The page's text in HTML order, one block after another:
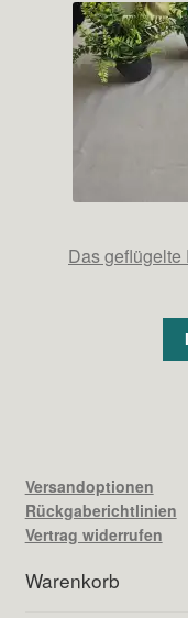
Das geflügelte
Versandoptionen
Rückgaberichtlinien
Vertrag widerrufen
Warenkorb